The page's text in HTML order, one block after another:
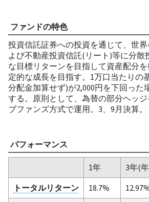
ファンドの特色
投資信託証券への投資を通じて、世
よび不動産投資信託(リート)等に分散
な目標リターンを目指して資産配分
定的な成長を目指す。1万口当たりの
分配金加算せず)が2,000円を下回った
する。原則として、為替の部分ヘッ
ブファンズ方式で運用。3、9月決算。
パフォーマンス
1年 3年(
トータルリターン
18.7%